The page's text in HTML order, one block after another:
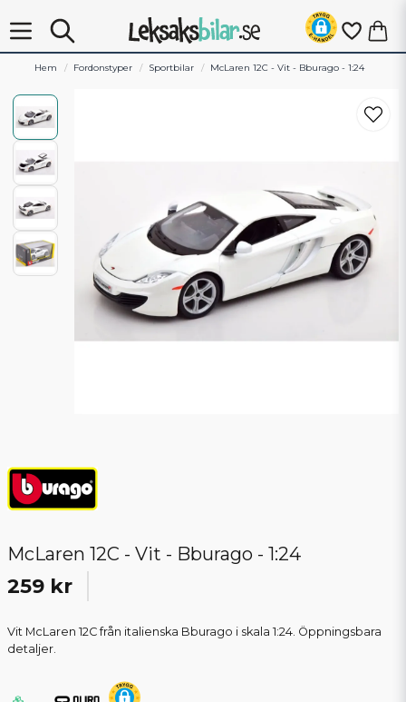
Hem Fordonstyper Sportbilar McLaren 12C - Vit - Bburago - 1:24
McLaren 12C - Vit - Bburago - 1:24
259 kr
Vit McLaren 12C från italienska Bburago i skala 1:24. Öppningsbara
detaljer.